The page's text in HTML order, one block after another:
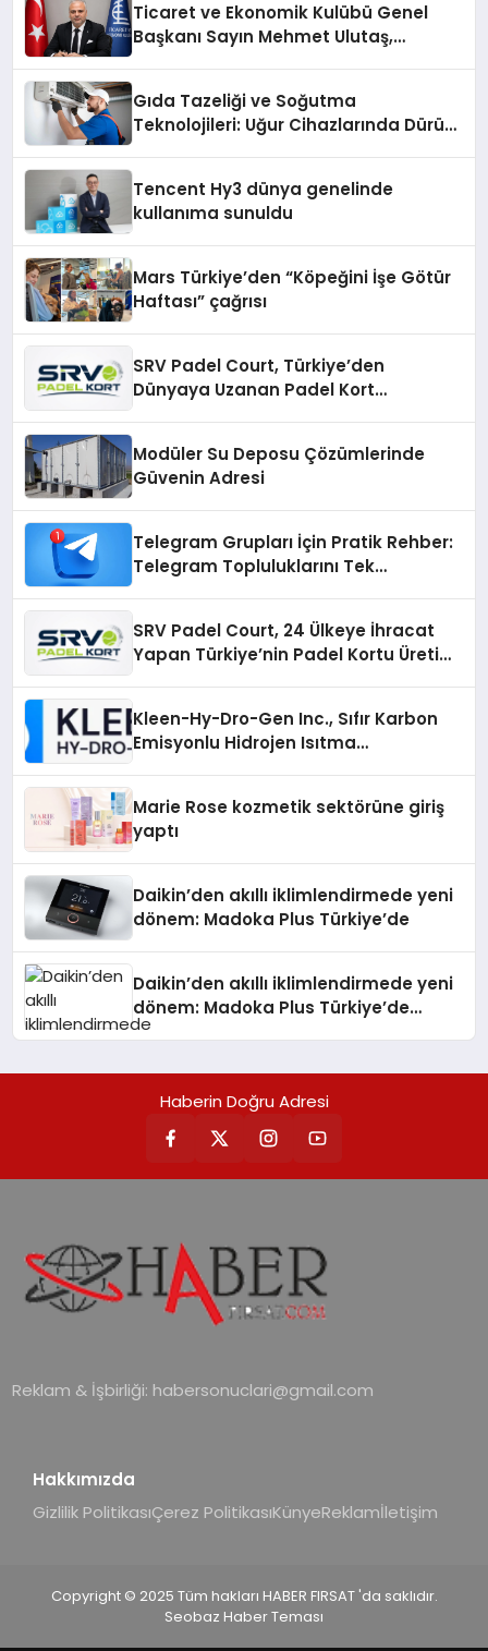
Ticaret ve Ekonomik Kulübü Genel
Başkanı Sayın Mehmet Ulutaş,
Gıda Tazeliği ve Soğutma
Teknolojileri: Uğur Cihazlarında Dürüst
Tencent Hy3 dünya genelinde
kullanıma sunuldu
Mars Türkiye’den “Köpeğini İşe Götür
Haftası” çağrısı
SRV Padel Court, Türkiye’den
Dünyaya Uzanan Padel Kort
Modüler Su Deposu Çözümlerinde
Güvenin Adresi
Telegram Grupları İçin Pratik Rehber:
Telegram Topluluklarını Tek
SRV Padel Court, 24 Ülkeye İhracat
Yapan Türkiye’nin Padel Kortu Üretim
Kleen-Hy-Dro-Gen Inc., Sıfır Karbon
Emisyonlu Hidrojen Isıtma
Marie Rose kozmetik sektörüne giriş
yaptı
Daikin’den akıllı iklimlendirmede yeni
dönem: Madoka Plus Türkiye’de
Daikin’den akıllı iklimlendirmede yeni
dönem: Madoka Plus Türkiye’de
Daikin’in kullanıcı dostu tasarımıyla
teknolojilerle donatılmış son modeli
VRV kontrol ünitesi Madoka Plus
Türkiye’de satışa sunuldu. Tam
dokunmatik ekranı, mobil uygulama
desteği ve akıllı sensör entegrasyonu
verimli hale getiriyor. Enerji
verimliliğini artırırken modern yaşam
alanlarında teknolojiyi estetik ile bulu
Haberin Doğru Adresi
Reklam & İşbirliği: habersonuclari@gmail.com
Hakkımızda
Gizlilik PolitikasıÇerez PolitikasıKünyeReklamİletişim
Copyright © 2025 Tüm hakları HABER FIRSAT 'da saklıdır.
Seobaz Haber Teması